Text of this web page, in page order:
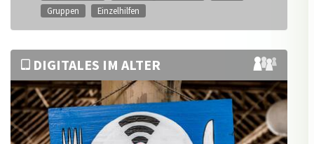
Gruppen
Einzelhilfen
DIGITALES IM ALTER